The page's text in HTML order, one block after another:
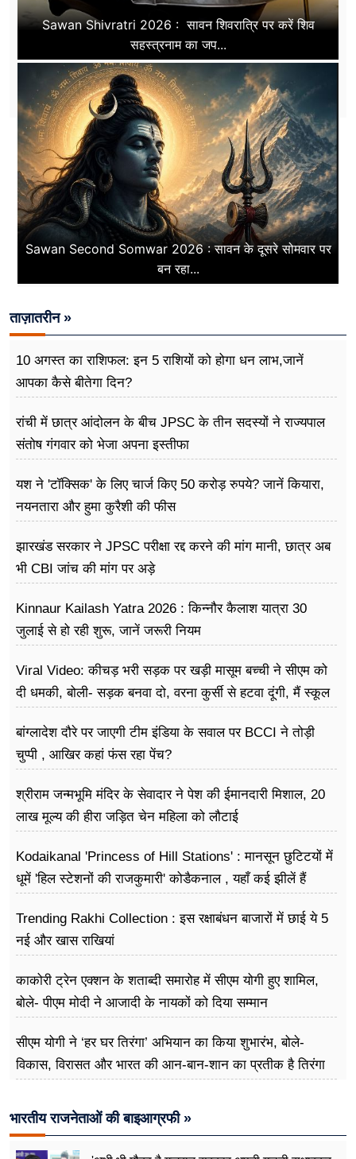
Sawan Shivratri 2026 : सावन शिवरात्रि पर करें शिव
सहस्त्रनाम का जप...
Sawan Second Somwar 2026 : सावन के दूसरे सोमवार पर
बन रहा...
ताज़ातरीन »
10 अगस्त का राशिफल: इन 5 राशियों को होगा धन लाभ,जानें
आपका कैसे बीतेगा दिन?
रांची में छात्र आंदोलन के बीच JPSC के तीन सदस्यों ने राज्यपाल
संतोष गंगवार को भेजा अपना इस्तीफा
यश ने 'टॉक्सिक' के लिए चार्ज किए 50 करोड़ रुपये? जानें कियारा,
नयनतारा और हुमा कुरैशी की फीस
झारखंड सरकार ने JPSC परीक्षा रद्द करने की मांग मानी, छात्र अब
भी CBI जांच की मांग पर अड़े
Kinnaur Kailash Yatra 2026 : किन्नौर कैलाश यात्रा 30
जुलाई से हो रही शुरू, जानें जरूरी नियम
Viral Video: कीचड़ भरी सड़क पर खड़ी मासूम बच्ची ने सीएम को
दी धमकी, बोली- सड़क बनवा दो, वरना कुर्सी से हटवा दूंगी, मैं स्कूल
बांग्लादेश दौरे पर जाएगी टीम इंडिया के सवाल पर BCCI ने तोड़ी
चुप्पी , आखिर कहां फंस रहा पेंच?
श्रीराम जन्मभूमि मंदिर के सेवादार ने पेश की ईमानदारी मिशाल, 20
लाख मूल्य की हीरा जड़ित चेन महिला को लौटाई
Kodaikanal 'Princess of Hill Stations' : मानसून छुटिटयों में
धूमें 'हिल स्टेशनों की राजकुमारी' कोडैकनाल , यहाँ कई झीलें हैं
Trending Rakhi Collection : इस रक्षाबंधन बाजारों में छाई ये 5
नई और खास राखियां
काकोरी ट्रेन एक्शन के शताब्दी समारोह में सीएम योगी हुए शामिल,
बोले- पीएम मोदी ने आजादी के नायकों को दिया सम्मान
सीएम योगी ने ‘हर घर तिरंगा’ अभियान का किया शुभारंभ, बोले-
विकास, विरासत और भारत की आन-बान-शान का प्रतीक है तिरंगा
भारतीय राजनेताओं की बाइआग्रफी »